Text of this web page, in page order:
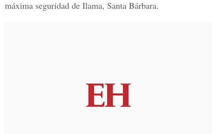
máxima seguridad de Ilama, Santa Bárbara.